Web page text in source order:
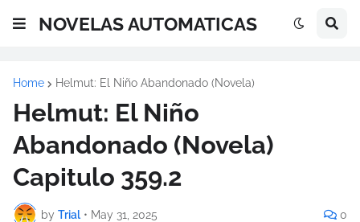
NOVELAS AUTOMATICAS
Home Helmut: El Niño Abandonado (Novela)
Helmut: El Niño
Abandonado (Novela)
Capitulo 359.2
by Trial • May 31, 2025 0